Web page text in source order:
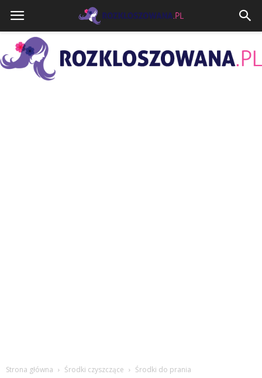
Strona główna Środki czyszczące Środki do prania